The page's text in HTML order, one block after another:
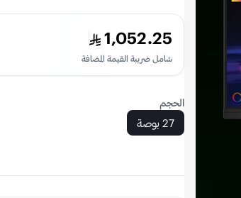
1,052.25
شامل ضريبة القيمة المضافة
الحجم
27 بوصة